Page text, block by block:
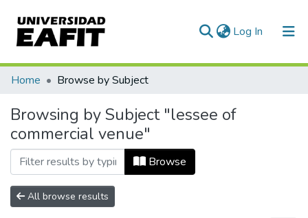
Log In (current)
Communities & Collections
All of DSpace
Home Browse by Subject
Browsing by Subject "lessee of
commercial venue"
Browse
All browse results